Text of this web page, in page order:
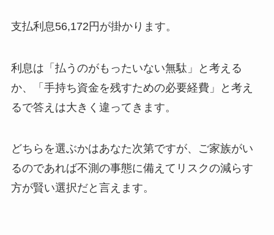
支払利息56,172円が掛かります。
利息は「払うのがもったいない無駄」と考える
か、「手持ち資金を残すための必要経費」と考え
るで答えは大きく違ってきます。
どちらを選ぶかはあなた次第ですが、ご家族がい
るのであれば不測の事態に備えてリスクの減らす
方が賢い選択だと言えます。